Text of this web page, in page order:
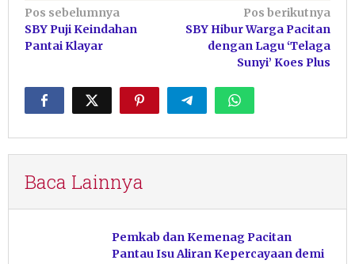
Navigasi
pos
Pos sebelumnya
SBY Puji Keindahan
Pantai Klayar
Pos berikutnya
SBY Hibur Warga Pacitan
dengan Lagu ‘Telaga
Sunyi’ Koes Plus
Baca Lainnya
Pemkab dan Kemenag Pacitan
Pantau Isu Aliran Kepercayaan demi